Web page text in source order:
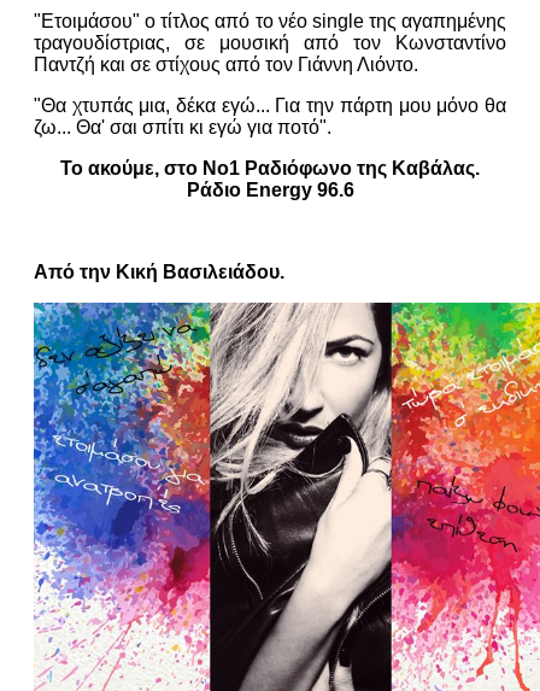
"Ετοιμάσου" ο τίτλος από το νέο single της αγαπημένης
τραγουδίστριας, σε μουσική από τον Κωνσταντίνο
Παντζή και σε στίχους από τον Γιάννη Λιόντο.
"Θα χτυπάς μια, δέκα εγώ... Για την πάρτη μου μόνο θα
ζω... Θα' σαι σπίτι κι εγώ για ποτό".
Το ακούμε, στο Νο1 Ραδιόφωνο της Καβάλας.
Ράδιο Energy 96.6
Από την Κική Βασιλειάδου.